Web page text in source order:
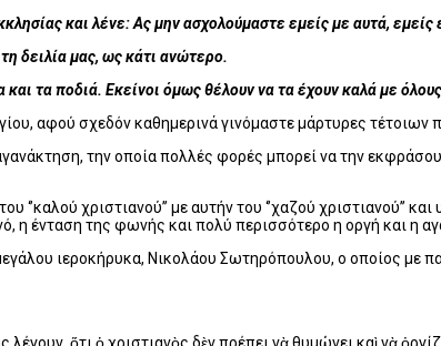
και λένε: Ας μην ασχολούμαστε εμείς με αυτά, εμείς
δειλία μας, ως κάτι ανώτερο.
τα ποδιά. Εκείνοι όμως θέλουν να τα έχουν καλά με
αφού σχεδόν καθημερινά γινόμαστε μάρτυρες τέτοιων
την οποία πολλές φορές μπορεί να την
χριστιανού’’ με αυτήν του ‘’χαζού χριστιανού’’
η ένταση της φωνής και πολύ περισσότερο η οργή και η
ιεροκήρυκα, Νικολάου Σωτηρόπουλου, ο οποίος με
ὅτι ὁ χριστιανὸς δὲν πρέπει νὰ θυμώνει καὶ νὰ